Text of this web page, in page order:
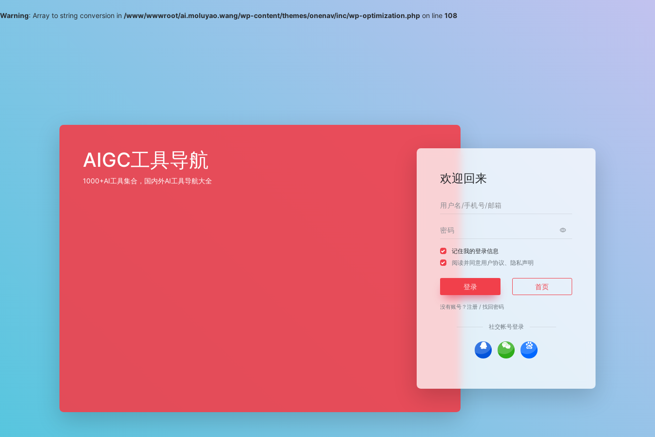
Warning: Array to string conversion in /www/wwwroot/ai.moluyao.wang/wp-content/themes/onenav/inc/wp-optimization.php on line 108
AIGC工具导航
1000+AI工具集合，国内外AI工具导航大全 欢迎回来
记住我的登录信息
阅读并同意用户协议 、隐私声明
登录 首页
没有账号？注册 /找回密码
社交帐号登录